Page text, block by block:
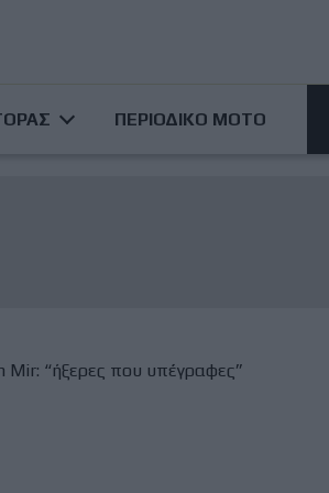
ΠΕΡΙΟΔΙΚΟ ΜΟΤΟ
“ήξερες που υπέγραφες”